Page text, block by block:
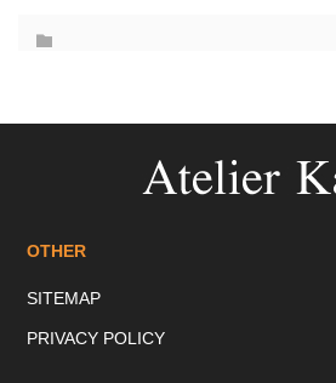
OTHER
SITEMAP
PRIVACY POLICY